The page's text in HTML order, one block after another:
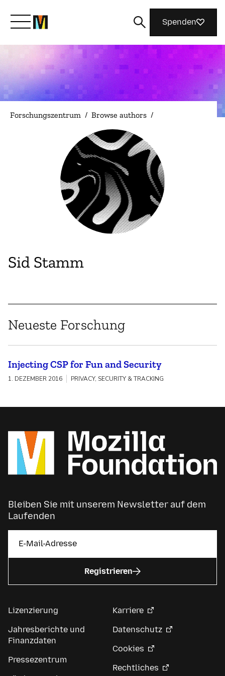
Lernen Sie Mozilla kennen
Was wir tun
Machen Sie mit
Magazin
Spenden
Forschungszentrum / Browse authors /
Sid Stamm
Neueste Forschung
Injecting CSP for Fun and Security
1. DEZEMBER 2016 PRIVACY, SECURITY & TRACKING
Bleiben Sie mit unserem Newsletter auf dem
Laufenden
Registrieren
Lizenzierung
Jahresberichte und
Finanzdaten
Pressezentrum
Karriere
Datenschutz
Cookies
Rechtliches